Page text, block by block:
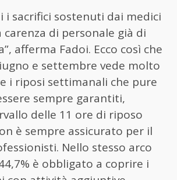
i sacrifici sostenuti dai medici
di personale già di
afferma Fadoi. Ecco così che
e settembre vede molto
i riposi settimanali che pure
sempre garantiti,
delle 11 ore di riposo
è sempre assicurato per il
Nello stesso arco
è obbligato a coprire i